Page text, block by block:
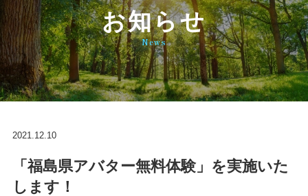
お知らせ
News
2021.12.10
「福島県アバター無料体験」を実施いた
します！